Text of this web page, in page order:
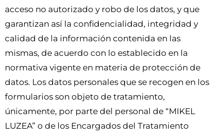
acceso no autorizado y robo de los datos, y que
garantizan así la confidencialidad, integridad y
calidad de la información contenida en las
mismas, de acuerdo con lo establecido en la
normativa vigente en materia de protección de
datos. Los datos personales que se recogen en los
formularios son objeto de tratamiento,
únicamente, por parte del personal de “MIKEL
LUZEA” o de los Encargados del Tratamiento